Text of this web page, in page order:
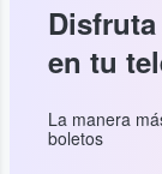
en tu
La manera
boletos